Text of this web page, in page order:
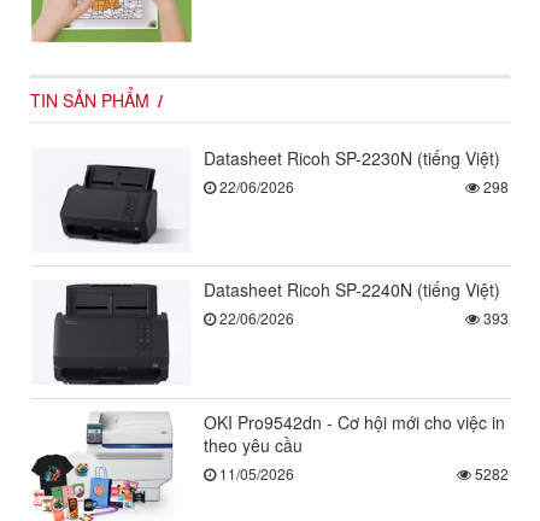
TIN SẢN PHẨM
Datasheet Ricoh SP-2230N (tiếng Việt)
22/06/2026 298
Datasheet Ricoh SP-2240N (tiếng Việt)
22/06/2026 393
OKI Pro9542dn - Cơ hội mới cho việc in
theo yêu cầu
11/05/2026 5282